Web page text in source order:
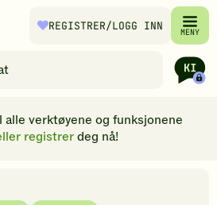
REGISTRER/LOGG INN MENY
alle verktøyene og funksjonene
registrerdeg nå!